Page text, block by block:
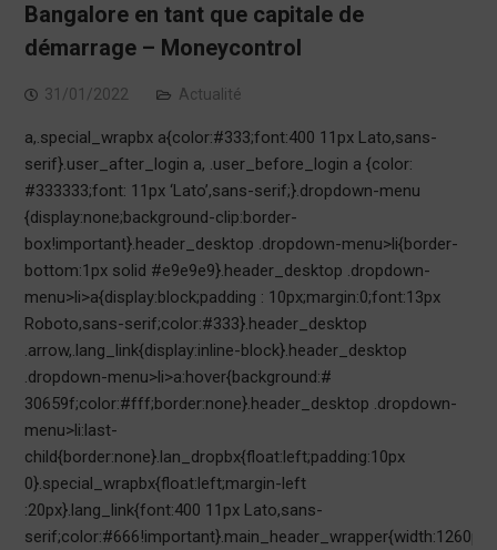
Bangalore en tant que capitale de
démarrage – Moneycontrol
31/01/2022 Actualité
a,.special_wrapbx a{color:#333;font:400 11px Lato,sans-
serif}.user_after_login a, .user_before_login a {color:
#333333;font: 11px ‘Lato’,sans-serif;}.dropdown-menu
{display:none;background-clip:border-
box!important}.header_desktop .dropdown-menu>li{border-
bottom:1px solid #e9e9e9}.header_desktop .dropdown-
menu>li>a{display:block;padding : 10px;margin:0;font:13px
Roboto,sans-serif;color:#333}.header_desktop
.arrow,.lang_link{display:inline-block}.header_desktop
.dropdown-menu>li>a:hover{background:#
30659f;color:#fff;border:none}.header_desktop .dropdown-
menu>li:last-
child{border:none}.lan_dropbx{float:left;padding:10px
0}.special_wrapbx{float:left;margin-left
:20px}.lang_link{font:400 11px Lato,sans-
serif;color:#666!important}.main_header_wrapper{width:1260px;